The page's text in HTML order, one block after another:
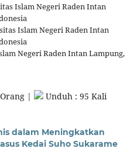
Islam Negeri Raden Intan
Islam Negeri Raden Intan
Negeri Raden Intan Lampung,
Orang | Unduh : 95 Kali
dalam Meningkatkan
Kedai Suho Sukarame